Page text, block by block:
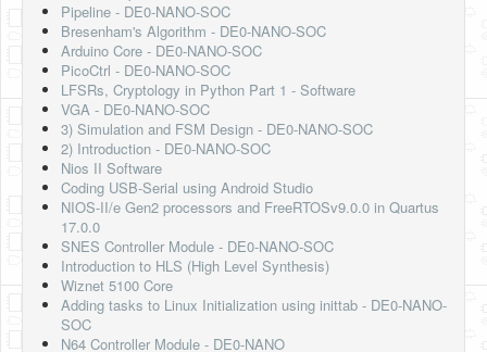
Pipeline - DE0-NANO-SOC
Bresenham's Algorithm - DE0-NANO-SOC
Arduino Core - DE0-NANO-SOC
PicoCtrl - DE0-NANO-SOC
LFSRs, Cryptology in Python Part 1 - Software
VGA - DE0-NANO-SOC
3) Simulation and FSM Design - DE0-NANO-SOC
2) Introduction - DE0-NANO-SOC
Nios II Software
Coding USB-Serial using Android Studio
NIOS-II/e Gen2 processors and FreeRTOSv9.0.0 in Quartus
17.0.0
SNES Controller Module - DE0-NANO-SOC
Introduction to HLS (High Level Synthesis)
Wiznet 5100 Core
Adding tasks to Linux Initialization using inittab - DE0-NANO-
SOC
N64 Controller Module - DE0-NANO